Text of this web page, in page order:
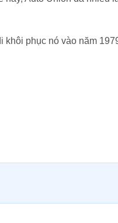
khôi phục nó vào năm